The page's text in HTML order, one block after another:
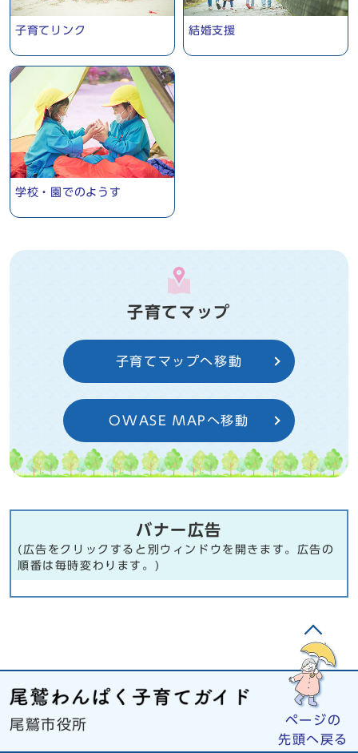
子育てリンク 結婚支援
学校・園でのようす
子育てマップ
子育てマップへ移動
OWASE MAPへ移動
バナー広告
(広告をクリックすると別ウィンドウを開きます。広告の
順番は毎時変わります。)
ページの
先頭へ戻る
尾鷲市役所